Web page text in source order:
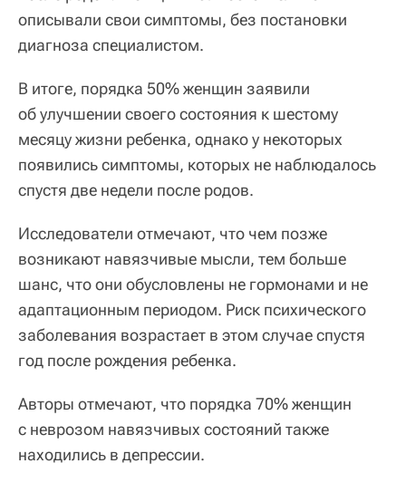
описывали свои симптомы, без постановки
диагноза специалистом.
В итоге, порядка 50% женщин заявили
об улучшении своего состояния к шестому
месяцу жизни ребенка, однако у некоторых
появились симптомы, которых не наблюдалось
спустя две недели после родов.
Исследователи отмечают, что чем позже
возникают навязчивые мысли, тем больше
шанс, что они обусловлены не гормонами и не
адаптационным периодом. Риск психического
заболевания возрастает в этом случае спустя
год после рождения ребенка.
Авторы отмечают, что порядка 70% женщин
с неврозом навязчивых состояний также
находились в депрессии.